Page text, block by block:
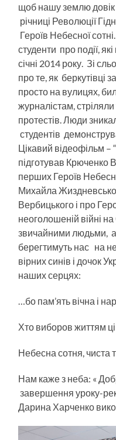
щоб нашу землю довік
річниці Революції
Героїв Небесної
студенти про події,
січні 2014 року. Зі
про те, як
просто на вулицях,
журналістам,
протестів. Люди
студентів
Цікавий відеофільм –
підготував Крюченко
перших Героїв
Михайла
Вербицького і про
неоголошеній війні
звичайними людьми,
берегтимуть нас на
вірних синів і дочок
наших серцях:
…бо пам’ять вічна і
Хто виборов життям
Небесна сотня, чиста
Нам каже з неба: «
завершення уроку-
Дарина Харченко